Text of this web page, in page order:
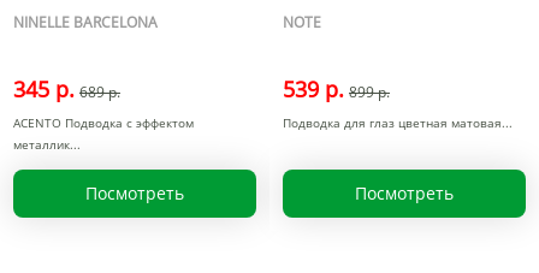
NINELLE BARCELONA
345 р. 689 р.
ACENTO Подводка с эффектом
металлик
Посмотреть
NOTE
539 р. 899 р.
Подводка для глаз цветная матовая
Посмотреть